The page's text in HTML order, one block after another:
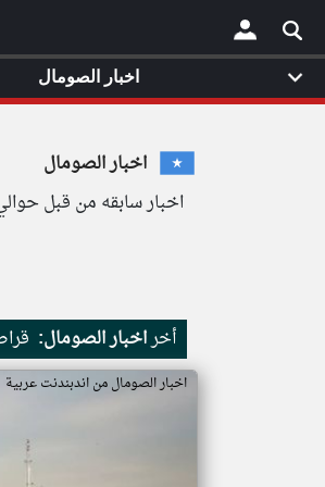
×
اخبار الصومال
اخبار سابقه من قبل حوالي ١
أخراخبار الصومال:
اخبار الصومال من اندبندنت عربية
اخبار الصومال